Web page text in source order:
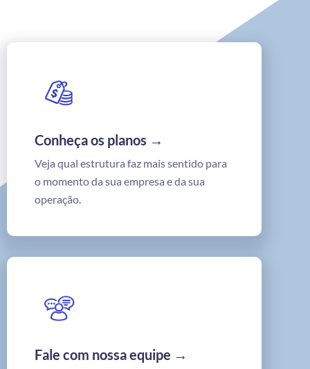
Conheça os planos →
Veja qual estrutura faz mais sentido para
o momento da sua empresa e da sua
operação.
Fale com nossa equipe →